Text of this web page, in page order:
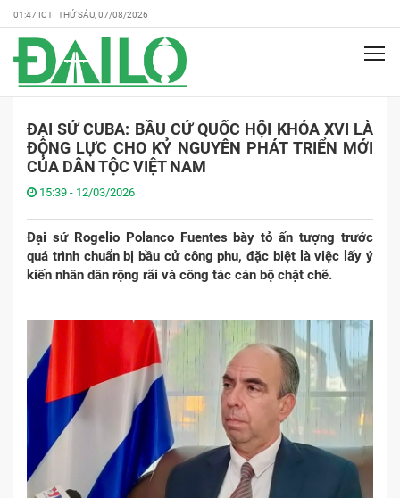
01:47 ICT THỨ SÁU, 07/08/2026
ĐẠI SỨ CUBA: BẦU CỬ QUỐC HỘI KHÓA XVI LÀ
ĐỘNG LỰC CHO KỶ NGUYÊN PHÁT TRIỂN MỚI
CỦA DÂN TỘC VIỆT NAM
15:39 - 12/03/2026
Đại sứ Rogelio Polanco Fuentes bày tỏ ấn tượng trước
quá trình chuẩn bị bầu cử công phu, đặc biệt là việc lấy ý
kiến nhân dân rộng rãi và công tác cán bộ chặt chẽ.